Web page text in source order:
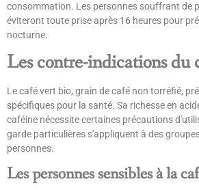
consommation. Les personnes souffrant de
éviteront toute prise après 16 heures pour
nocturne.
Les contre-indications du
Le café vert bio, grain de café non torréfié,
spécifiques pour la santé. Sa richesse en
caféine nécessite certaines précautions
garde particulières s'appliquent à des
personnes.
Les personnes sensibles à la